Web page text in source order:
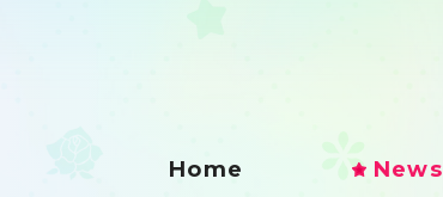
Home News